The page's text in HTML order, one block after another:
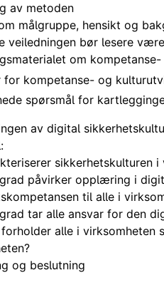
av metoden
målgruppe, hensikt og
veiledningen bør lesere
om
for kompetanse- og
spørsmål for
av digital
sikkerhetskulturen i
påvirker opplæring i
til alle i
tar alle ansvar for den
alle i virksomheten
og beslutning